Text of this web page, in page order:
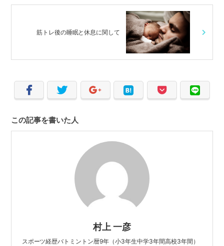
筋トレ後の睡眠と休息に関して
この記事を書いた人
村上 一彦
スポーツ経歴バトミントン暦9年（小3年生中学3年間高校3年間）